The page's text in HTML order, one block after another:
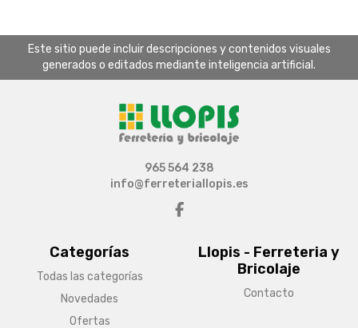
Este sitio puede incluir descripciones y contenidos visuales
generados o editados mediante inteligencia artificial.
Categorías
Todas las categorías
Novedades
Ofertas
Llopis - Ferreteria y
Bricolaje
Contacto
965 564 238
info@ferreteriallopis.es